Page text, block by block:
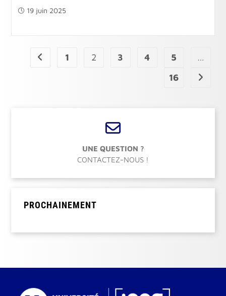
Publication
19 juin 2025
Go to the previous page
1 2 3 4 5
…
16
Aller à
UNE QUESTION ?
CONTACTEZ-NOUS !
PROCHAINEMENT